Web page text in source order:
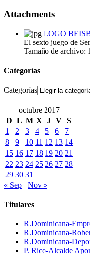
Attachments
LOGO
El sexto juego de
Tamaño de archivo:
Categorías
Categorías
octubre 2017
D L M X J V S
1
2 3 4 5 6
7
8
9 10 11 12 13 14
15 16 17 18 19 20 21
22 23 24 25 26 27 28
29 30 31
« Sep
Nov »
Titulares
R.Dominicana-
R.Dominicana-
R.Dominicana-
P. Rico-Alcalde